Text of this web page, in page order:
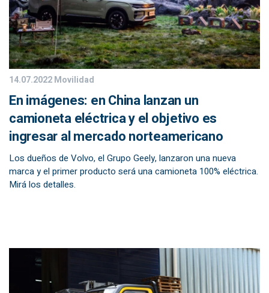
14.07.2022Movilidad
En imágenes: en China lanzan un
camioneta eléctrica y el objetivo es
ingresar al mercado norteamericano
Los dueños de Volvo, el Grupo Geely, lanzaron una nueva
marca y el primer producto será una camioneta 100% eléctrica.
Mirá los detalles.